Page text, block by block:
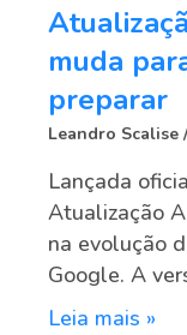
muda
preparar
Leandro Scalise
Lançada
Atualização
na evolução
Google. A
Leia mais »